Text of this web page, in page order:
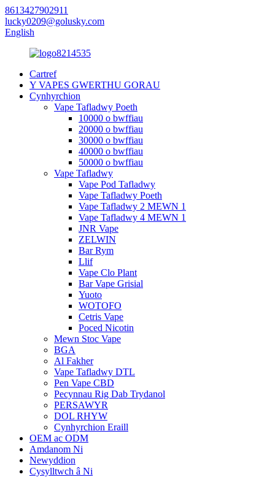
8613427902911
lucky0209@golusky.com
English
Cartref
Y VAPES GWERTHU GORAU
Cynhyrchion
Vape Tafladwy Poeth
10000 o bwffiau
20000 o bwffiau
30000 o bwffiau
40000 o bwffiau
50000 o bwffiau
Vape Tafladwy
Vape Pod Tafladwy
Vape Tafladwy Poeth
Vape Tafladwy 2 MEWN 1
Vape Tafladwy 4 MEWN 1
JNR Vape
ZELWIN
Bar Rym
Llif
Vape Clo Plant
Bar Vape Grisial
Yuoto
WOTOFO
Cetris Vape
Poced Nicotin
Mewn Stoc Vape
BGA
Al Fakher
Vape Tafladwy DTL
Pen Vape CBD
Pecynnau Rig Dab Trydanol
PERSAWYR
DOL RHYW
Cynhyrchion Eraill
OEM ac ODM
Amdanom Ni
Newyddion
Cysylltwch â Ni